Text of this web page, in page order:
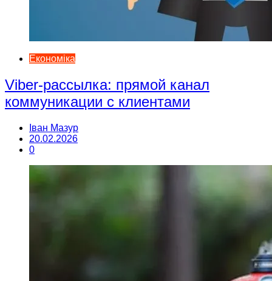
Економіка
Viber-рассылка: прямой канал
коммуникации с клиентами
Іван Мазур
20.02.2026
0